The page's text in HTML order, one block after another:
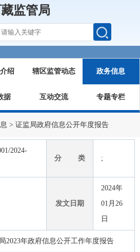
监管局
绍 辖区监管动态 政务信息
据 互动交流 专题专栏
> 证监局政府信息公开年度报告
2024-
分 类 ;
发文日期
2024年
01月26
日
2023年政府信息公开工作年度报告